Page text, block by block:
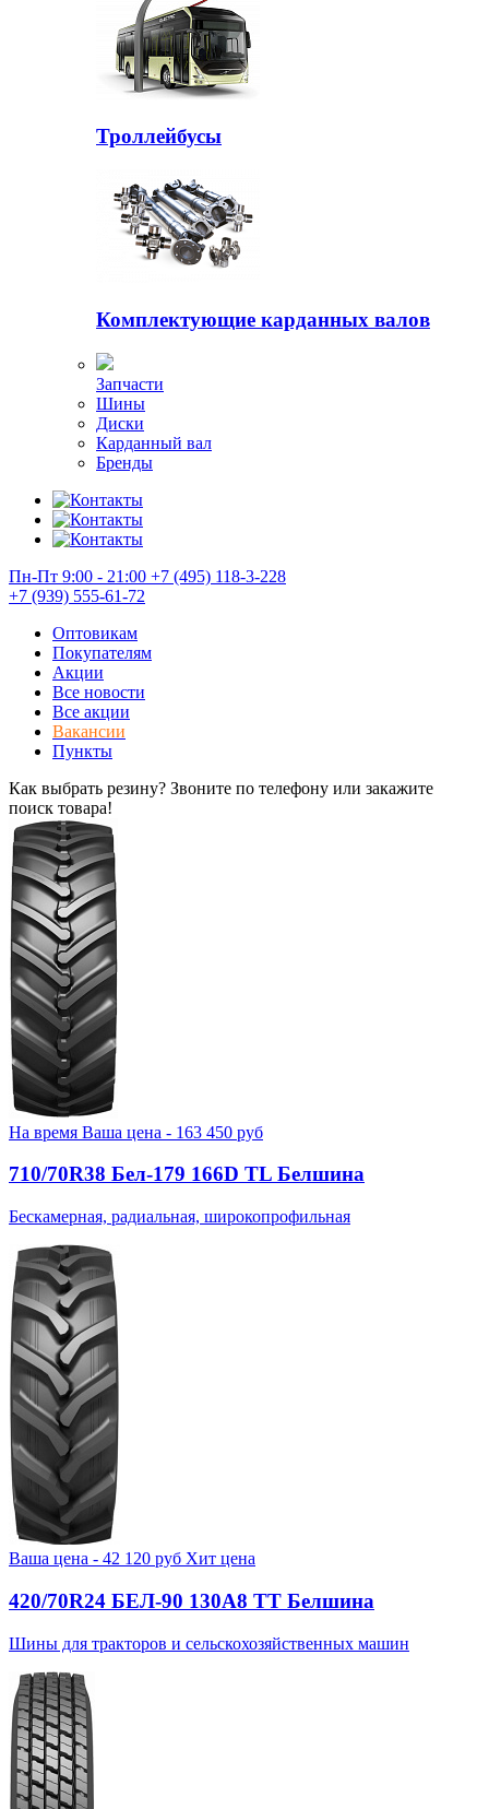
Троллейбусы
Комплектующие карданных валов
Запчасти
Шины
Диски
Карданный вал
Бренды
Пн-Пт 9:00 - 21:00 +7 (495) 118-3-228
+7 (939) 555-61-72
Оптовикам
Покупателям
Акции
Все новости
Все акции
Вакансии
Пункты
Как выбрать резину? Звоните по телефону или закажите
поиск товара!
На время Ваша цена - 163 450 руб
710/70R38 Бел-179 166D TL Белшина
Бескамерная, радиальная, широкопрофильная
Ваша цена - 42 120 руб Хит цена
420/70R24 БЕЛ-90 130А8 TT Белшина
Шины для тракторов и сельскохозяйственных машин